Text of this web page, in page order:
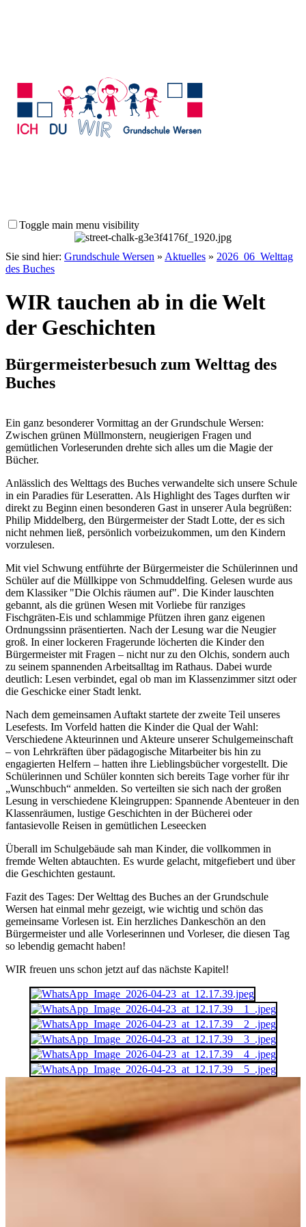
Toggle main menu visibility
Sie sind hier: Grundschule Wersen » Aktuelles » 2026_06_Welttag
des Buches
WIR tauchen ab in die Welt
der Geschichten
Bürgermeisterbesuch zum Welttag des
Buches
Ein ganz besonderer Vormittag an der Grundschule Wersen:
Zwischen grünen Müllmonstern, neugierigen Fragen und
gemütlichen Vorleserunden drehte sich alles um die Magie der
Bücher.
Anlässlich des Welttags des Buches verwandelte sich unsere Schule
in ein Paradies für Leseratten. Als Highlight des Tages durften wir
direkt zu Beginn einen besonderen Gast in unserer Aula begrüßen:
Philip Middelberg, den Bürgermeister der Stadt Lotte, der es sich
nicht nehmen ließ, persönlich vorbeizukommen, um den Kindern
vorzulesen.
Mit viel Schwung entführte der Bürgermeister die Schülerinnen und
Schüler auf die Müllkippe von Schmuddelfing. Gelesen wurde aus
dem Klassiker "Die Olchis räumen auf". Die Kinder lauschten
gebannt, als die grünen Wesen mit Vorliebe für ranziges
Fischgräten-Eis und schlammige Pfützen ihren ganz eigenen
Ordnungssinn präsentierten. Nach der Lesung war die Neugier
groß. In einer lockeren Fragerunde löcherten die Kinder den
Bürgermeister mit Fragen – nicht nur zu den Olchis, sondern auch
zu seinem spannenden Arbeitsalltag im Rathaus. Dabei wurde
deutlich: Lesen verbindet, egal ob man im Klassenzimmer sitzt oder
die Geschicke einer Stadt lenkt.
Nach dem gemeinsamen Auftakt startete der zweite Teil unseres
Lesefests. Im Vorfeld hatten die Kinder die Qual der Wahl:
Verschiedene Akteurinnen und Akteure unserer Schulgemeinschaft
– von Lehrkräften über pädagogische Mitarbeiter bis hin zu
engagierten Helfern – hatten ihre Lieblingsbücher vorgestellt. Die
Schülerinnen und Schüler konnten sich bereits Tage vorher für ihr
„Wunschbuch“ anmelden. So verteilten sie sich nach der großen
Lesung in verschiedene Kleingruppen: Spannende Abenteuer in den
Klassenräumen, lustige Geschichten in der Bücherei oder
fantasievolle Reisen in gemütlichen Leseecken
Überall im Schulgebäude sah man Kinder, die vollkommen in
fremde Welten abtauchten. Es wurde gelacht, mitgefiebert und über
die Geschichten gestaunt.
Fazit des Tages: Der Welttag des Buches an der Grundschule
Wersen hat einmal mehr gezeigt, wie wichtig und schön das
gemeinsame Vorlesen ist. Ein herzliches Dankeschön an den
Bürgermeister und alle Vorleserinnen und Vorleser, die diesen Tag
so lebendig gemacht haben!
WIR freuen uns schon jetzt auf das nächste Kapitel!